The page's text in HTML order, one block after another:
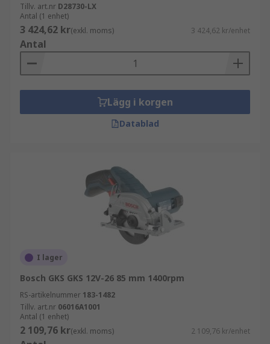
Tillv. art.nr D28730-LX
Antal (1 enhet)
3 424,62 kr(exkl. moms) 3 424,62 kr/enhet
Antal
Lägg i korgen
Datablad
I lager
Bosch GKS GKS 12V-26 85 mm 1400rpm
RS-artikelnummer 183-1482
Tillv. art.nr 06016A1001
Antal (1 enhet)
2 109,76 kr(exkl. moms) 2 109,76 kr/enhet